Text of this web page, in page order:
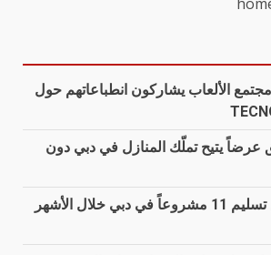
مجتمع الألعاب يشاركون انطباعاتهم حول
عرضاً يتيح تملّك المنازل في دبي دون
دانوب العقارية تعلن تسليم 11 مشروعاً في دبي خلال الأشهر